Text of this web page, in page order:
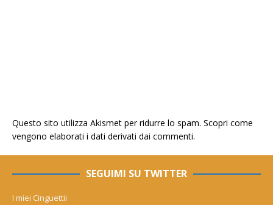
Questo sito utilizza Akismet per ridurre lo spam. Scopri come
vengono elaborati i dati derivati dai commenti.
SEGUIMI SU TWITTER
I miei Cinguettii